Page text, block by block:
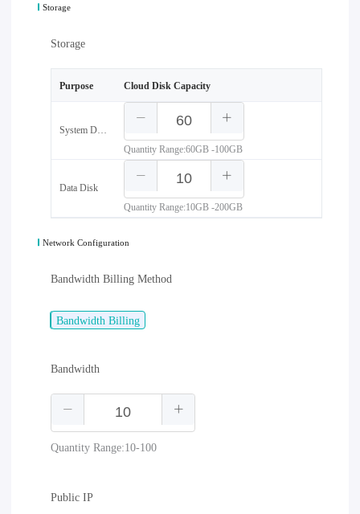
Storage
Storage
Purpose Cloud Disk Capacity
System Disk
Quantity Range:60GB -100GB
Data Disk
Quantity Range:10GB -200GB
Network Configuration
Bandwidth Billing Method
Bandwidth Billing
Bandwidth
Quantity Range:10-100
Public IP